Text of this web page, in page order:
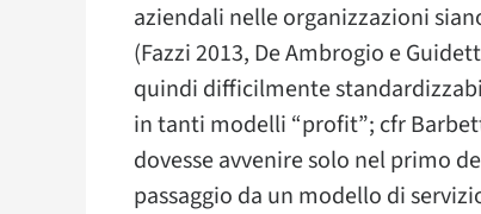
aziendali nelle organizzazioni
(Fazzi 2013, De Ambrogio e
quindi difficilmente
in tanti modelli “profit”; cfr
dovesse avvenire solo nel primo
passaggio da un modello di